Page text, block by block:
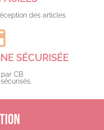
des articles
SÉCURISÉE
CB